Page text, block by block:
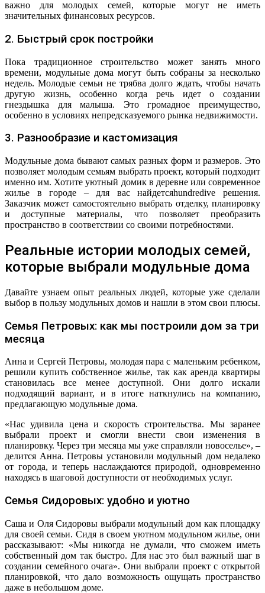
важно для молодых семей, которые могут не иметь
значительных финансовых ресурсов.
2. Быстрый срок постройки
Пока традиционное строительство может занять много
времени, модульные дома могут быть собраны за несколько
недель. Молодые семьи не трябва долго ждать, чтобы начать
другую жизнь, особенно когда речь идет о создании
гнездышка для малыша. Это громадное преимущество,
особенно в условиях непредсказуемого рынка недвижимости.
3. Разнообразие и кастомизация
Модульные дома бывают самых разных форм и размеров. Это
позволяет молодым семьям выбрать проект, который подходит
именно им. Хотите уютный домик в деревне или современное
жилье в городе – для вас найдетсяhundredive решения.
Заказчик может самостоятельно выбрать отделку, планировку
и доступные материалы, что позволяет преобразить
пространство в соответствии со своими потребностями.
Реальные истории молодых семей,
которые выбрали модульные дома
Давайте узнаем опыт реальных людей, которые уже сделали
выбор в пользу модульных домов и нашли в этом свои плюсы.
Семья Петровых: как мы построили дом за три
месяца
Анна и Сергей Петровы, молодая пара с маленьким ребенком,
решили купить собственное жилье, так как аренда квартиры
становилась все менее доступной. Они долго искали
подходящий вариант, и в итоге наткнулись на компанию,
предлагающую модульные дома.
«Нас удивила цена и скорость строительства. Мы заранее
выбрали проект и смогли внести свои изменения в
планировку. Через три месяца мы уже справляли новоселье», –
делится Анна. Петровы установили модульный дом недалеко
от города, и теперь наслаждаются природой, одновременно
находясь в шаговой доступности от необходимых услуг.
Семья Сидоровых: удобно и уютно
Саша и Оля Сидоровы выбрали модульный дом как площадку
для своей семьи. Сидя в своем уютном модульном жилье, они
рассказывают: «Мы никогда не думали, что сможем иметь
собственный дом так быстро. Для нас это был важный шаг в
создании семейного очага». Они выбрали проект с открытой
планировкой, что дало возможность ощущать пространство
даже в небольшом доме.